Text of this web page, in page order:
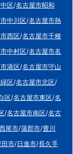
区/名古屋市昭和
中川区/名古屋市熱
西区/名古屋市千種
中村区/名古屋市名
港区/名古屋市守山
区/名古屋市北区/
区/名古屋市東区/名
/名古屋市南区/名古
尾市/蒲郡市/豊川
田市/日進市/長久手